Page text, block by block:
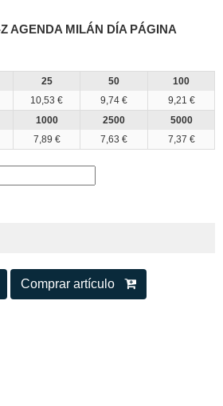
Z AGENDA MILÁN DÍA PÁGINA
25
10,53 €
50
9,74 €
100
9,21 €
1000
7,89 €
2500
7,63 €
5000
7,37 €
Comprar artículo